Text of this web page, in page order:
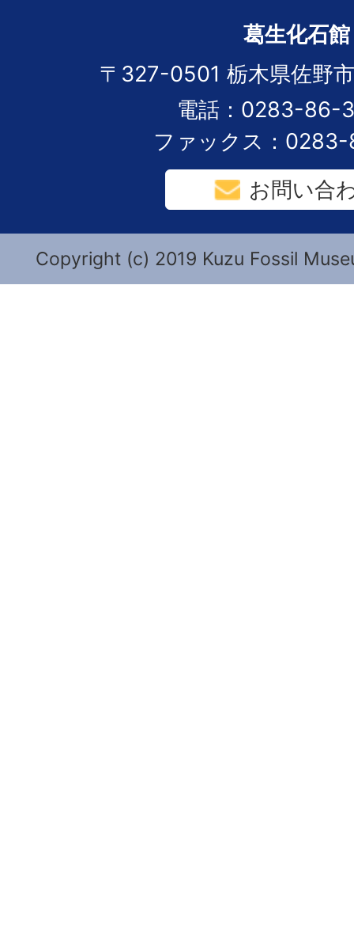
葛生化石館
〒327-0501 栃木県佐野
電話：0283-86-
ファックス：
お問い合
Copyright (c) 2019 Kuzu Fossil